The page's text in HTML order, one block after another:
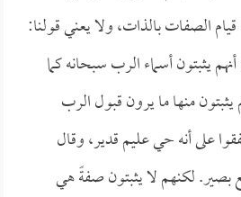
الصفات بالذات، ولا يعني قولنا:
يثبتون أسماء الرب سبحانه كما
يثبتون منها ما يرون قبول الرب
على أنه حي عليم قدير، وقال
بصير. لكنهم لا يثبتون صفةً هي